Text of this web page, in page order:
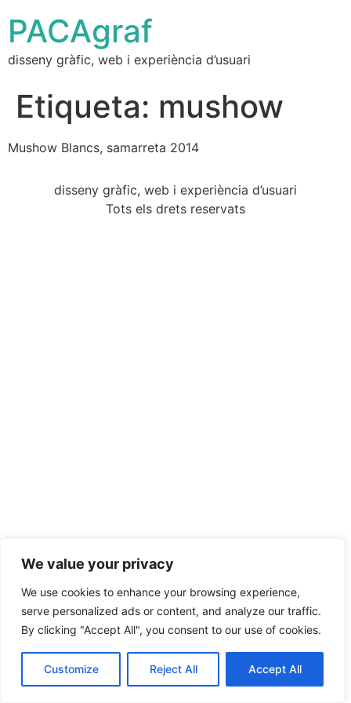
We value your privacy
We use cookies to enhance your browsing experience,
serve personalized ads or content, and analyze our traffic.
By clicking "Accept All", you consent to our use of cookies.
Customize Reject All Accept All
PACAgraf
disseny gràfic, web i experiència d’usuari
Etiqueta: mushow
Mushow Blancs, samarreta 2014
disseny gràfic, web i experiència d’usuari
Tots els drets reservats